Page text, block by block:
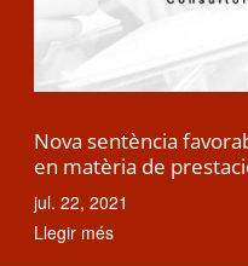
Nova sentència
en matèria de
jul. 22, 2021
Llegir més